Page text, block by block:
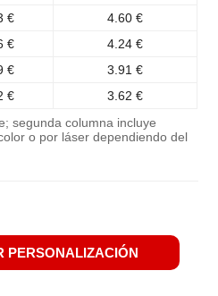
€
4.60 €
€
4.24 €
€
3.91 €
€ 3.62 €
segunda columna incluye
o por láser dependiendo del
PERSONALIZACIÓN